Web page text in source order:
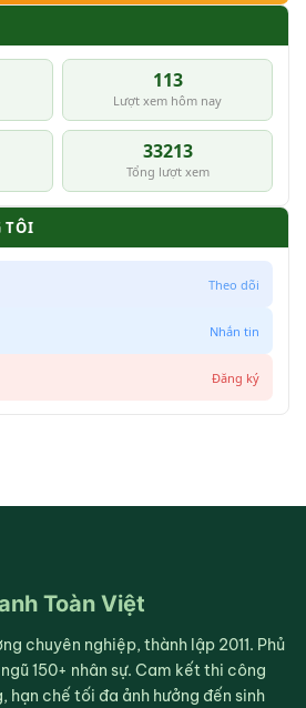
113
Lượt xem hôm nay
33213
Tổng lượt xem
TÔI
Theo dõi
Nhắn tin
Đăng ký
Toàn Việt
chuyên nghiệp, thành lập 2011. Phủ
150+ nhân sự. Cam kết thi công
hạn chế tối đa ảnh hưởng đến sinh